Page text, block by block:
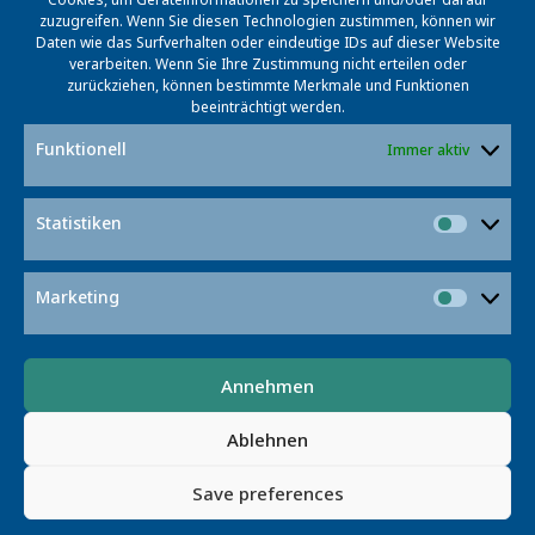
zuzugreifen. Wenn Sie diesen Technologien zustimmen, können wir
Daten wie das Surfverhalten oder eindeutige IDs auf dieser Website
verarbeiten. Wenn Sie Ihre Zustimmung nicht erteilen oder
zurückziehen, können bestimmte Merkmale und Funktionen
beeinträchtigt werden.
Funktionell Immer aktiv
Statistiken
Marketing
Annehmen
Ablehnen
Save preferences
Prof. Dr. Wolfgang Nejdl